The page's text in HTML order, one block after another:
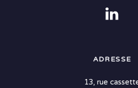
ADRESSE
13, rue